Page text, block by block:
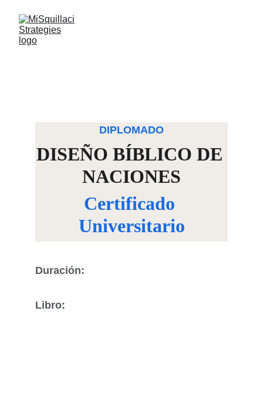
DIPLOMADO
DISEÑO BÍBLICO DE
NACIONES
Certificado
Universitario
Duración:
Libro: